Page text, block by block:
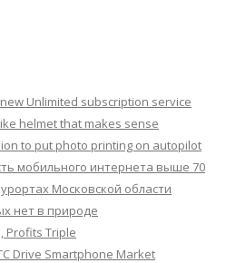
Unlimited subscription service
helmet that makes sense
to put photo printing on autopilot
мобильного интернета выше 70
Московской области
нет в природе
Profits Triple
Drive Smartphone Market